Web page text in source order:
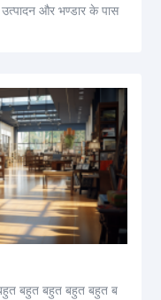
उत्पादन और भण्डार के पास
बहुत बहुत बहुत बहुत ब